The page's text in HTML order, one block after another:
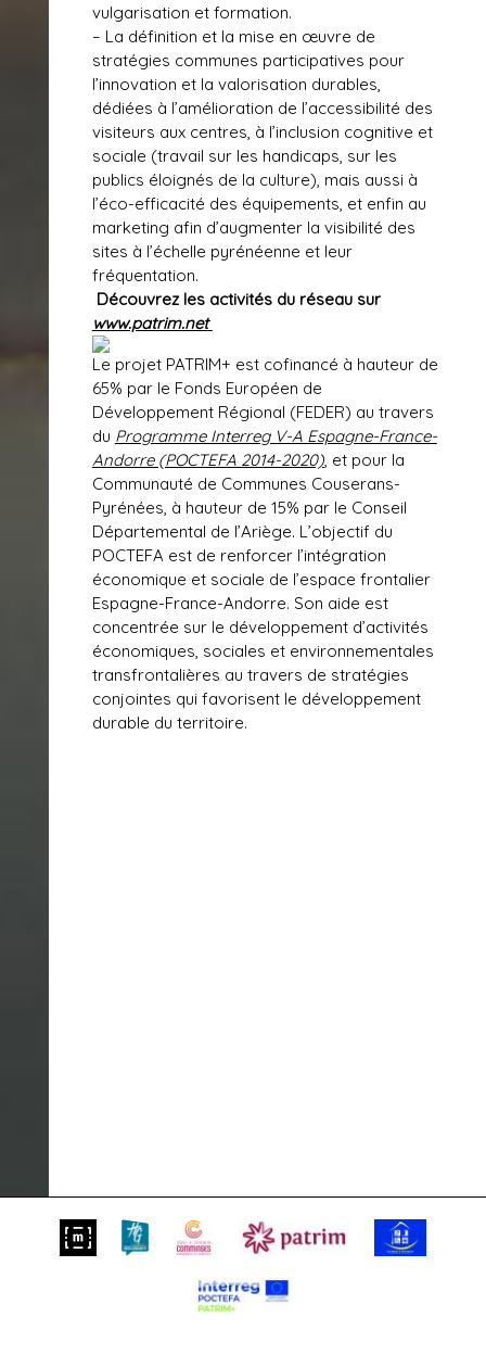
vulgarisation et formation.
– La définition et la mise en œuvre de
stratégies communes participatives pour
l’innovation et la valorisation durables,
dédiées à l’amélioration de l’accessibilité des
visiteurs aux centres, à l’inclusion cognitive et
sociale (travail sur les handicaps, sur les
publics éloignés de la culture), mais aussi à
l’éco-efficacité des équipements, et enfin au
marketing afin d’augmenter la visibilité des
sites à l’échelle pyrénéenne et leur
fréquentation.
Découvrez les activités du réseau sur
www.patrim.net
Le projet PATRIM+ est cofinancé à hauteur de
65% par le Fonds Européen de
Développement Régional (FEDER) au travers
du Programme Interreg V-A Espagne-France-
Andorre (POCTEFA 2014-2020), et pour la
Communauté de Communes Couserans-
Pyrénées, à hauteur de 15% par le Conseil
Départemental de l’Ariège. L’objectif du
POCTEFA est de renforcer l’intégration
économique et sociale de l’espace frontalier
Espagne-France-Andorre. Son aide est
concentrée sur le développement d’activités
économiques, sociales et environnementales
transfrontalières au travers de stratégies
conjointes qui favorisent le développement
durable du territoire.